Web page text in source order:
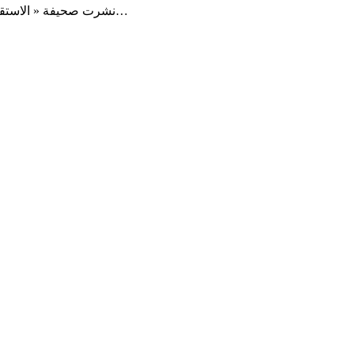
نشرت صحيفة « الاستقلال » الفلسطينية، تقريرًا شاملًا عن تجارة السلاح، وعلاقة الإمارات بشركات السلاح العالمية التي تحوّلت، بحسب الموقع، إلى « مدخل…